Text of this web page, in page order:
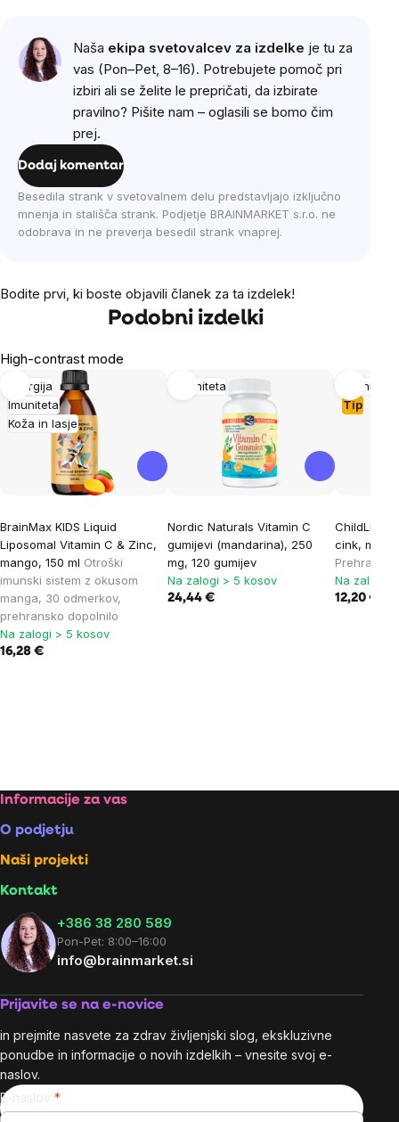
Naša ekipa svetovalcev za izdelke je tu za
vas (Pon–Pet, 8–16). Potrebujete pomoč pri
izbiri ali se želite le prepričati, da izbirate
pravilno? Pišite nam – oglasili se bomo čim
prej.
Dodaj komentar
Besedila strank v svetovalnem delu predstavljajo izključno
mnenja in stališča strank. Podjetje BRAINMARKET s.r.o. ne
odobrava in ne preverja besedil strank vnaprej.
Bodite prvi, ki boste objavili članek za ta izdelek!
Podobni izdelki
High-contrast mode
Energija
Imuniteta
Koža in lasje
BrainMax KIDS Liquid
Liposomal Vitamin C & Zinc,
mango, 150 ml Otroški
imunski sistem z okusom
manga, 30 odmerkov,
prehransko dopolnilo
Na zalogi > 5 kosov
16,28 €
Imuniteta
Nordic Naturals Vitamin C
gumijevi (mandarina), 250
mg, 120 gumijev
Na zalogi > 5 kosov
24,44 €
Imuniteta
Tip
ChildLife
cink,
Na zalogi
12,20 €
Footer
Informacije za vas
O podjetju
Naši projekti
Kontakt
+386 38 280 589
Pon-Pet: 8:00–16:00
info@brainmarket.si
Prijavite se na e-novice
in prejmite nasvete za zdrav življenjski slog, ekskluzivne
ponudbe in informacije o novih izdelkih – vnesite svoj e-
naslov.
E-naslov